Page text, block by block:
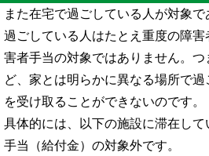
また在宅で過ごしている人が対象
過ごしている人はたとえ重度の障
害者手当の対象ではありません。つ
ど、家とは明らかに異なる場所で
を受け取ることができないのです。
具体的には、以下の施設に滞在し
手当（給付金）の対象外です。